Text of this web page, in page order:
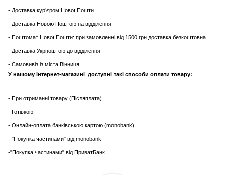
- Доставка кур’єром Нової Пошти
- Доставка Новою Поштою на відділення
- Поштомат Нової Пошти: при замовленні від 1500 грн доставка безкоштовна
- Доставка Укрпоштою до відділення
- Самовивіз із міста Вінниця
У нашому інтернет-магазині доступні такі способи оплати товару:
- При отриманні товару (Післяплата)
- Готівкою
- Онлайн-оплата банківською картою (monobank)
- "Покупка частинами" від monobank
-"Покупка частинами" від ПриватБанк